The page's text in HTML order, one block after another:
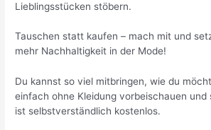
Lieblingsstücken stöbern.
Tauschen statt kaufen – mach mit und
mehr Nachhaltigkeit in der Mode!
Du kannst so viel mitbringen, wie du
einfach ohne Kleidung vorbeischauen
ist selbstverständlich kostenlos.